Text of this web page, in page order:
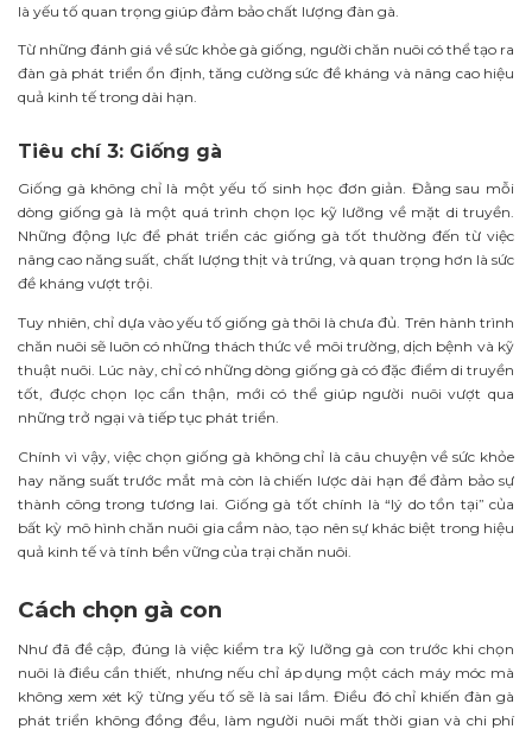
là yếu tố quan trọng giúp đảm bảo chất lượng đàn gà.
Từ những đánh giá về sức khỏe gà giống, người chăn nuôi có thể tạo ra
đàn gà phát triển ổn định, tăng cường sức đề kháng và nâng cao hiệu
quả kinh tế trong dài hạn.
Tiêu chí 3: Giống gà
Giống gà không chỉ là một yếu tố sinh học đơn giản. Đằng sau mỗi
dòng giống gà là một quá trình chọn lọc kỹ lưỡng về mặt di truyền.
Những động lực để phát triển các giống gà tốt thường đến từ việc
nâng cao năng suất, chất lượng thịt và trứng, và quan trọng hơn là sức
đề kháng vượt trội.
Tuy nhiên, chỉ dựa vào yếu tố giống gà thôi là chưa đủ. Trên hành trình
chăn nuôi sẽ luôn có những thách thức về môi trường, dịch bệnh và kỹ
thuật nuôi. Lúc này, chỉ có những dòng giống gà có đặc điểm di truyền
tốt, được chọn lọc cẩn thận, mới có thể giúp người nuôi vượt qua
những trở ngại và tiếp tục phát triển.
Chính vì vậy, việc chọn giống gà không chỉ là câu chuyện về sức khỏe
hay năng suất trước mắt mà còn là chiến lược dài hạn để đảm bảo sự
thành công trong tương lai. Giống gà tốt chính là “lý do tồn tại” của
bất kỳ mô hình chăn nuôi gia cầm nào, tạo nên sự khác biệt trong hiệu
quả kinh tế và tính bền vững của trại chăn nuôi.
Cách chọn gà con
Như đã đề cập, đúng là việc kiểm tra kỹ lưỡng gà con trước khi chọn
nuôi là điều cần thiết, nhưng nếu chỉ áp dụng một cách máy móc mà
không xem xét kỹ từng yếu tố sẽ là sai lầm. Điều đó chỉ khiến đàn gà
phát triển không đồng đều, làm người nuôi mất thời gian và chi phí